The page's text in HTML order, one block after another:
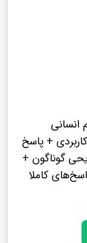
انسانی
+ پاسخ
گوناگون +
پاسخ‌های کاملا